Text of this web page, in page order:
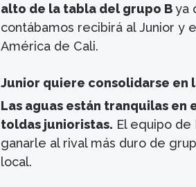
alto de la tabla del grupo Bya
contábamos recibirá al Junior y
América de Cali.
Junior quiere consolidarse en
Las aguas están tranquilas
toldas junioristas. El equipo de
ganarle al rival más duro de
local.